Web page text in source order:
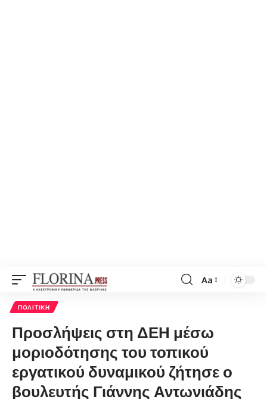
Font
Aa
ΠΟΛΙΤΙΚΉ
Προσλήψεις στη ΔΕΗ μέσω
μοριοδότησης του τοπικού
εργατικού δυναμικού ζήτησε ο
βουλευτής Γιάννης Αντωνιάδης